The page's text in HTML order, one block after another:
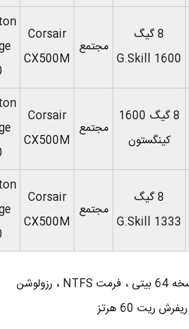
8 گیگ
G.Skill 1600
مجتمع
Corsair
CX500M
8 گیگ 1600
کینگستون
مجتمع
Corsair
CX500M
8 گیگ
G.Skill 1333
مجتمع
Corsair
CX500M
ویندوز همگی ویندوز 7 نسخه 64 بیتی ، فرمت NTFS ، رزولوشن